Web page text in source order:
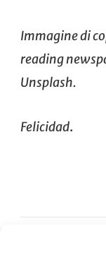
Immagine di
reading
Unsplash.
Felicidad.